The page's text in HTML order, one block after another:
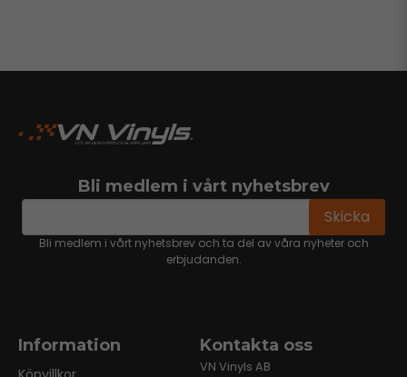
Bli medlem i vårt nyhetsbrev
email Skicka
Bli medlem i vårt nyhetsbrev och ta del av våra nyheter och
erbjudanden.
Information Kontakta oss
VN Vinyls AB